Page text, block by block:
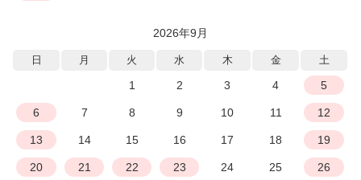
2026年9月
日 月 火 水 木 金 土
1 2 3 4 5
6 7 8 9 10 11 12
13 14 15 16 17 18 19
20 21 22 23 24 25 26